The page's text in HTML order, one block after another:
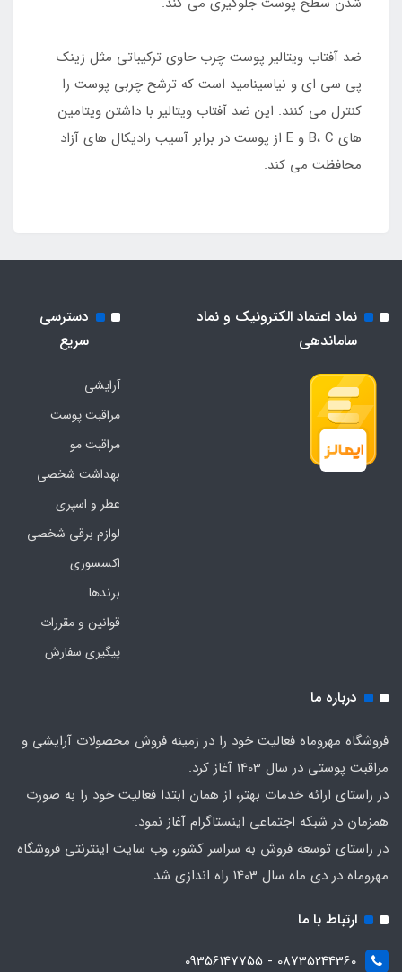
ضد آفتاب ویتالیر پوست چرب حاوی ترکیباتی مثل زینک
پی سی ای و نیاسینامید است که ترشح چربی پوست را
کنترل می کنند. این ضد آفتاب ویتالیر با داشتن ویتامین
های B، C و E از پوست در برابر آسیب رادیکال های آزاد
محافظت می کند.
نماد اعتماد الکترونیک و نماد
ساماندهی
دسترسی
سریع
آرایشی
مراقبت پوست
مراقبت مو
بهداشت شخصی
عطر و اسپری
لوازم برقی شخصی
اکسسوری
برندها
قوانین و مقررات
پیگیری سفارش
درباره ما
فروشگاه مهروماه فعالیت خود را در زمینه فروش محصولات آرایشی و
مراقبت پوستی در سال 1403 آغاز کرد.
در راستای ارائه خدمات بهتر، از همان ابتدا فعالیت خود را به صورت
همزمان در شبکه اجتماعی اینستاگرام آغاز نمود.
در راستای توسعه فروش به سراسر کشور، وب سایت اینترنتی فروشگاه
مهروماه در دی ماه سال 1403 راه اندازی شد.
ارتباط با ما
08735244360 - 09356147755